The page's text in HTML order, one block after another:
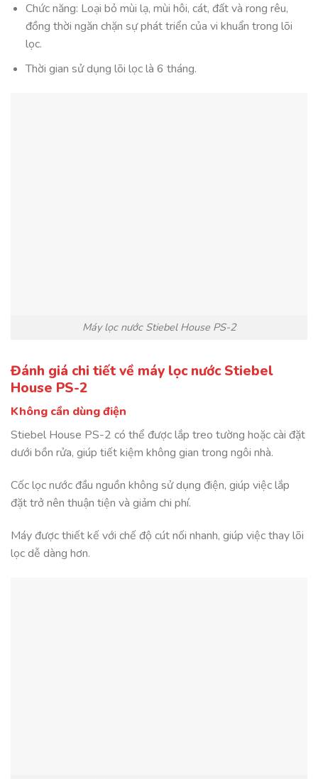
Chức năng: Loại bỏ mùi lạ, mùi hôi, cát, đất và rong rêu,
đồng thời ngăn chặn sự phát triển của vi khuẩn trong lõi
lọc.
Thời gian sử dụng lõi lọc là 6 tháng.
Máy lọc nước Stiebel House PS-2
Đánh giá chi tiết về máy lọc nước Stiebel
House PS-2
Không cần dùng điện
Stiebel House PS-2 có thể được lắp treo tường hoặc cài đặt
dưới bồn rửa, giúp tiết kiệm không gian trong ngôi nhà.
Cốc lọc nước đầu nguồn không sử dụng điện, giúp việc lắp
đặt trở nên thuận tiện và giảm chi phí.
Máy được thiết kế với chế độ cút nối nhanh, giúp việc thay lõi
lọc dễ dàng hơn.